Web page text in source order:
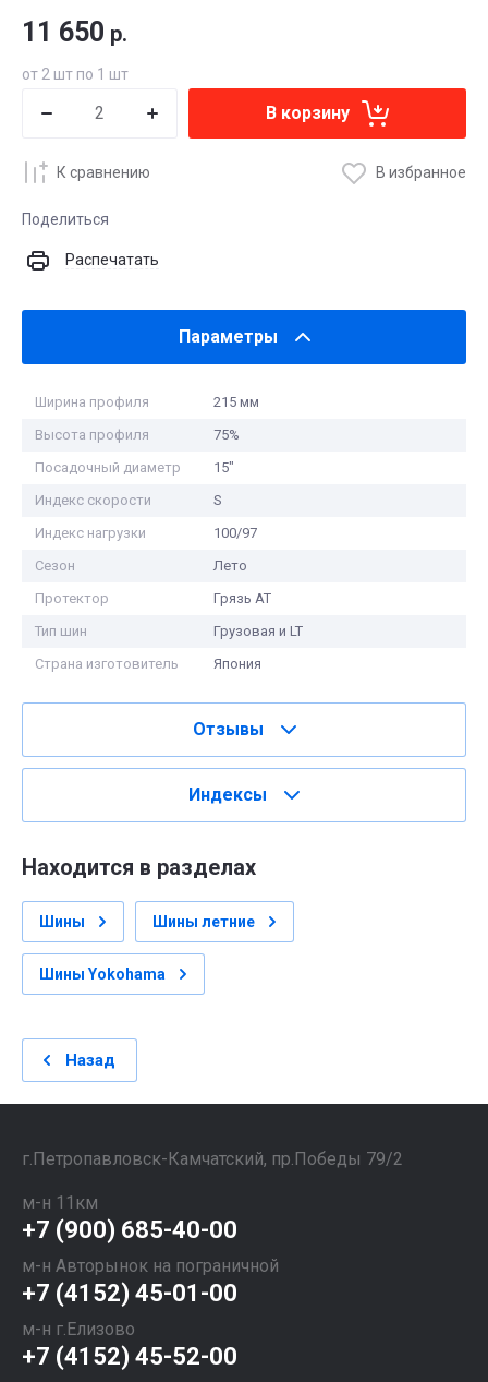
11 650 р.
от 2 шт по 1 шт
В корзину
К сравнению В избранное
Поделиться
Распечатать
Параметры
Ширина профиля
215 мм
Высота профиля
75%
Посадочный диаметр
15"
Индекс скорости
S
Индекс нагрузки
100/97
Сезон
Лето
Протектор
Грязь АТ
Тип шин
Грузовая и LT
Страна изготовитель
Япония
Отзывы
Индексы
Находится в разделах
Шины Шины летние
Шины Yokohama
Назад
​​​​​​​г.Петропавловск-Камчатский, пр.Победы 79/2
м-н 11км
+7 (900) 685-40-00
м-н Авторынок на пограничной
+7 (4152) 45-01-00
м-н г.Елизово
+7 (4152) 45-52-00